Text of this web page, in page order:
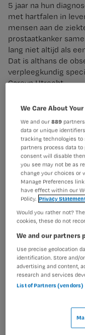
5 jaar na hun
met hartfalen in
mensen aan de
prostaatkanker
lang niet altijd als
Dat is althans de
verpleegkundig
Careyn Utrecht.
Dit artikel vind
augustus 2021
‘Het is een
minder ernstige
kanker, zegt ze.
gevallen beter
Bij hartfalen is dat
Tegelijkertijd heeft
kwaliteit van leven.
dat er frequente
tijdsbestek en dat
We Care About
We and our889
data or unique
tracking technologies to
partners process data
consent will disable
you see may not be as
change your choices or
Manage Preferences
have effect within our
Policy. Privacy
Would you rather not?
cookies, these do not
We and our partners
Use precise geolocation
identification. Store and/
advertising and content,
research and services
List of Partners (vendors)